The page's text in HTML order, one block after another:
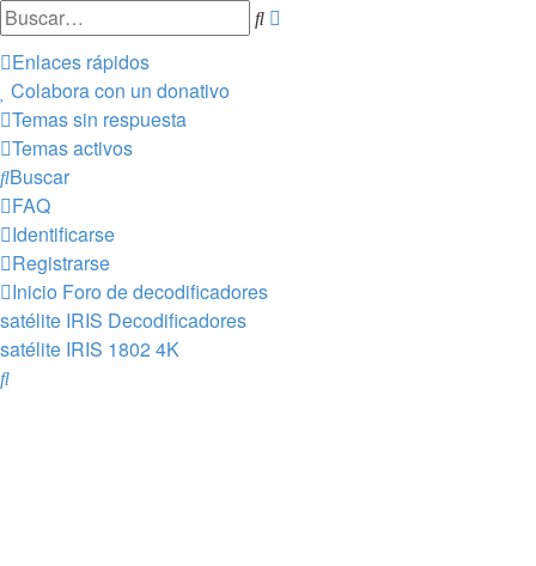
Buscar
Enlaces rápidos
Colabora con un donativo
Temas sin respuesta
Temas activos
Buscar
FAQ
Identificarse
Registrarse
Inicio Foro de decodificadores
satélite IRIS Decodificadores
satélite IRIS 1802 4K
Buscar